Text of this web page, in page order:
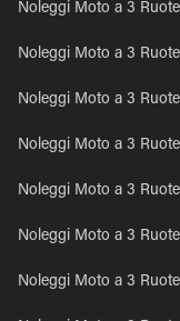
Noleggi Moto a 3
Noleggi Moto a 3
Noleggi Moto a 3
Noleggi Moto a 3
Noleggi Moto a 3
Noleggi Moto a 3
Noleggi Moto a 3